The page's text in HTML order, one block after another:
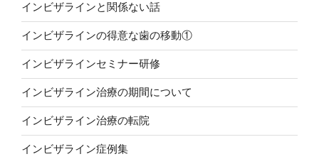
インビザラインと関係ない話
インビザラインの得意な歯の移動①
インビザラインセミナー研修
インビザライン治療の期間について
インビザライン治療の転院
インビザライン症例集